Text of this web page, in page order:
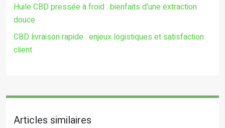
Huile CBD pressée à froid : bienfaits d’une extraction
douce
CBD livraison rapide : enjeux logistiques et satisfaction
client
Articles similaires